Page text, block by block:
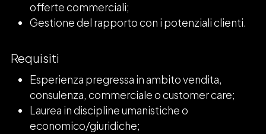
offerte commerciali;
Gestione del rapporto con i potenziali clienti.
Requisiti
Esperienza pregressa in ambito vendita,
consulenza, commerciale o customer care;
Laurea in discipline umanistiche o
economico/giuridiche;